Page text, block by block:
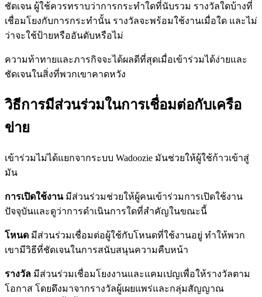
ชัดเจน ผู้ใช้ควรทราบว่าการกระทำใดที่นับรวม รางวัลใดบ้างที่
เชื่อมโยงกับการกระทำนั้น รางวัลจะพร้อมใช้งานเมื่อใด และไม่
ว่าจะใช้ป้ายหรืออันดับหรือไม่
ความท้าทายและภารกิจจะได้ผลดีที่สุดเมื่อเข้าร่วมได้ง่ายและ
ชัดเจนในสิ่งที่พวกเขาคาดหวัง
วิธีการมีส่วนร่วมในการเชื่อมต่อกับเครือ
ข่าย
เข้าร่วมไม่ได้แยกจากระบบ Wadoozie มันช่วยให้ผู้ใช้ก้าวเข้าสู่
มัน
การเปิดใช้งานมีส่วนร่วมช่วยให้ผู้คนเข้าร่วมการเปิดใช้งาน
ปัจจุบันและดูว่าการดำเนินการใดที่สำคัญในขณะนี้
โหนด มีส่วนร่วมเชื่อมต่อผู้ใช้กับโหนดที่ใช้งานอยู่ ทำให้พวก
เขามีวิธีที่ชัดเจนในการสนับสนุนความคืบหน้า
รางวัล มีส่วนร่วมเชื่อมโยงงานและแคมเปญเพื่อให้รางวัลตาม
โอกาส โดยดึงมาจากรางวัลผู้เผยแพร่และกลุ่มสัญญาณ